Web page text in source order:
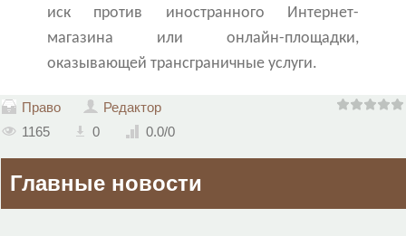
иск против иностранного Интернет-
магазина или онлайн-площадки,
оказывающей трансграничные услуги.
Право
Редактор
1165
0 0.0/0
Главные новости